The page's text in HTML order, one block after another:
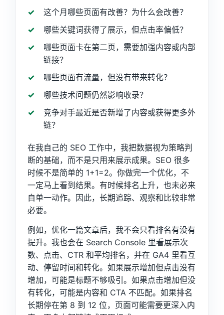
这个月哪些页面有改善？为什么会改善？
哪些关键词获得了展示，但点击率偏低？
哪些页面卡在第二页，需要加强内容或内部
链接？
哪些页面有流量，但没有带来转化？
哪些技术问题仍然影响收录？
竞争对手最近是否新增了内容或获得更多外
链？
在我自己的 SEO 工作中，我把数据视为策略判
断的基础，而不是只用来展示成果。SEO 很多
时候不是简单的 1+1=2。你做完一个优化，不
一定马上看到结果。有时候排名上升，也未必来
自单一动作。因此，长期追踪、观察和比较非常
必要。
例如，优化一篇文章后，我不会只看排名有没有
提升。我也会在 Search Console 里看展示次
数、点击、CTR 和平均排名，并在 GA4 里看互
动、停留时间和转化。如果展示增加但点击没有
增加，可能是标题不够吸引。如果点击增加但没
有转化，可能是内容和 CTA 不匹配。如果排名
长期停在第 8 到 12 位，页面可能需要更深入内